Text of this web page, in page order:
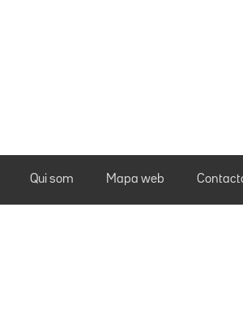
Qui som Mapa web